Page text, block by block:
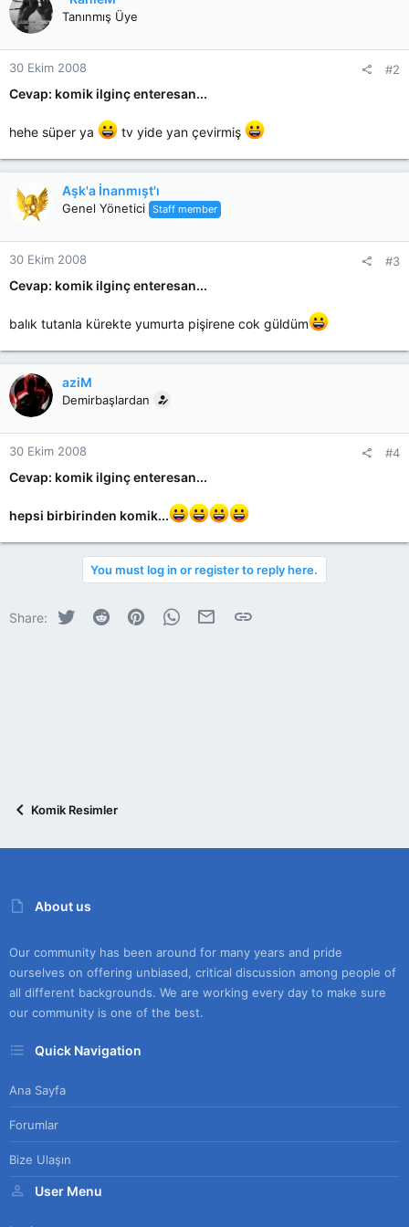
t
i
o
n
s
Tanınmış Üye
30 Ekim 2008 #2
Cevap: komik ilginç enteresan...
hehe süper ya tv yide yan çevirmiş
Aşk'a İnanmışt'ı
Genel Yönetici Staff member
30 Ekim 2008 #3
Cevap: komik ilginç enteresan...
balık tutanla kürekte yumurta pişirene cok güldüm
aziM
Demirbaşlardan
30 Ekim 2008 #4
Cevap: komik ilginç enteresan...
hepsi birbirinden komik...
You must log in or register to reply here.
Share: Twitter Reddit PinterestWhatsApp
E-postaLink
Komik Resimler
About us
Our community has been around for many years and pride
ourselves on offering unbiased, critical discussion among people of
all different backgrounds. We are working every day to make sure
our community is one of the best.
Quick Navigation
Ana Sayfa
Forumlar
Bize Ulaşın
User Menu